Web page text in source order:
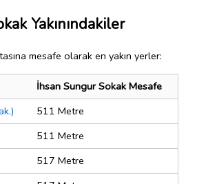
Yakınındakiler
mesafe olarak en yakın yerler:
İhsan Sungur Sokak Mesafe
511 Metre
511 Metre
517 Metre